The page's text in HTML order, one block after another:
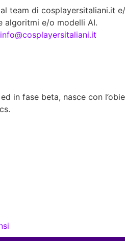
team di cosplayersitaliani.it
algoritmi e/o modelli AI.
info@cosplayersitaliani.it
in fase beta, nasce con